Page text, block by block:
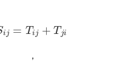
=Ti T ji
，